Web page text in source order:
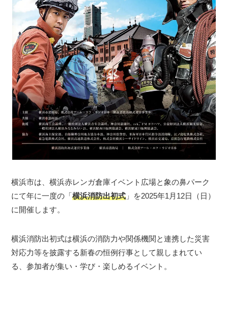
横浜市は、横浜赤レンガ倉庫イベント広場と象の鼻パーク
にて年に一度の「横浜消防出初式 」を2025年1月12日（日）
に開催します。
横浜消防出初式は横浜の消防力や関係機関と連携した災害
対応力等を披露する新春の恒例行事として親しまれてい
る、参加者が集い・学び・楽しめるイベント。